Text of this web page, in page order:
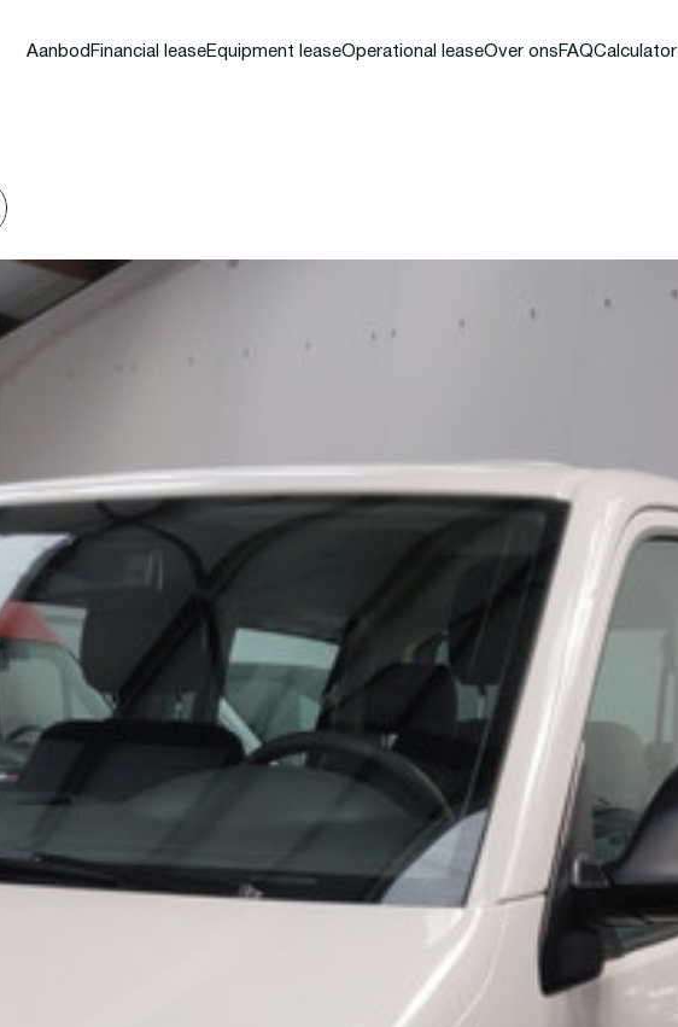
Aanbod Financial leaseEquipment leaseOperational leaseOver ons FAQCalculator